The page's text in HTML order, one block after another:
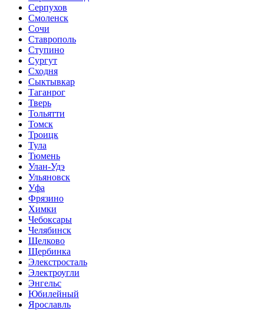
Серпухов
Смоленск
Сочи
Ставрополь
Ступино
Сургут
Сходня
Сыктывкар
Таганрог
Тверь
Тольятти
Томск
Троицк
Тула
Тюмень
Улан-Удэ
Ульяновск
Уфа
Фрязино
Химки
Чебоксары
Челябинск
Щелково
Щербинка
Элекстросталь
Электроугли
Энгельс
Юбилейный
Ярославль